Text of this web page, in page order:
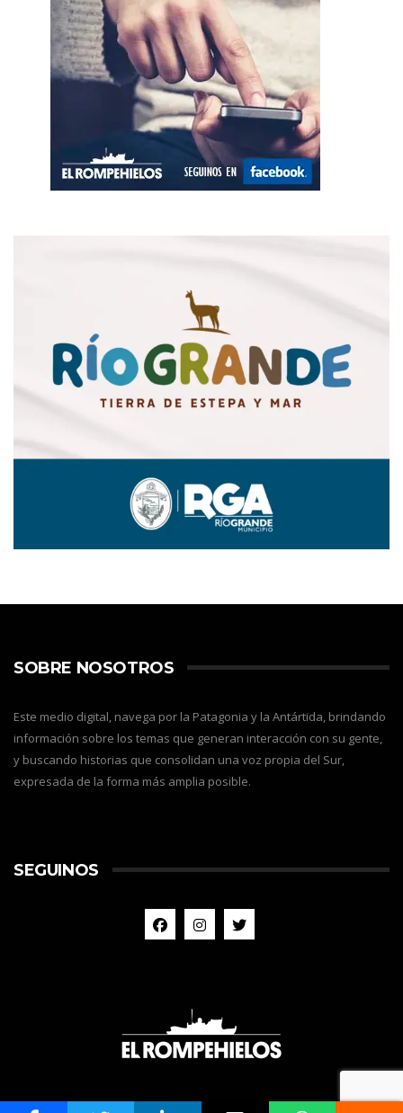
SOBRE NOSOTROS
Este medio digital, navega por la Patagonia y la Antártida, brindando
información sobre los temas que generan interacción con su gente,
y buscando historias que consolidan una voz propia del Sur,
expresada de la forma más amplia posible.
SEGUINOS